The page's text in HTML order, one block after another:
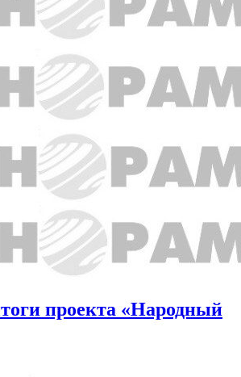
проекта «Народный